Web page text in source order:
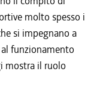
molto spesso i
si impegnano a
funzionamento
mostra il ruolo